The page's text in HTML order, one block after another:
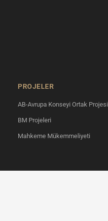
PROJELER
AB-Avrupa Konseyi Ortak Projesi
BM Projeleri
Mahkeme Mükemmeliyeti